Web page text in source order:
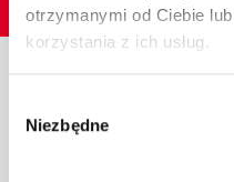
otrzymanymi od Ciebie
korzystania z ich usług.
zgody
NiezbędneNIE